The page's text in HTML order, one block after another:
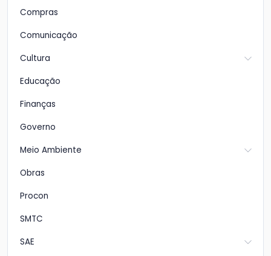
Compras
Comunicação
Cultura
Educação
Finanças
Governo
Meio Ambiente
Obras
Procon
SMTC
SAE